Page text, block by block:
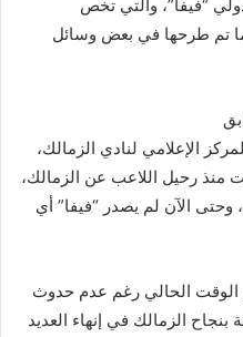
“فيفا”، والتي تخص
تم طرحها في بعض وسائل
الإعلامي لنادي الزمالك،
رحيل اللاعب عن الزمالك،
وحتى الآن لم يصدر “فيفا” أي
الحالي رغم عدم حدوث
الزمالك في إنهاء العديد